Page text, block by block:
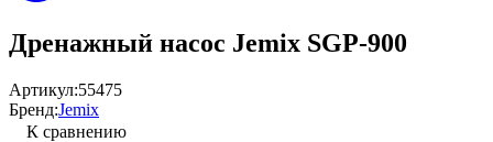
Дренажный насос Jemix SGP-900
Артикул:55475
Бренд:Jemix
К сравнению